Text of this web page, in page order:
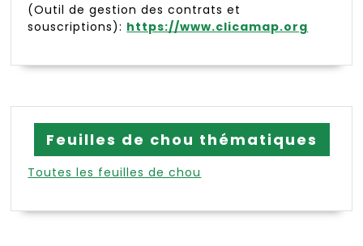
(Outil de gestion des contrats et
souscriptions): https://www.clicamap.org
Feuilles de chou thématiques
Toutes les feuilles de chou